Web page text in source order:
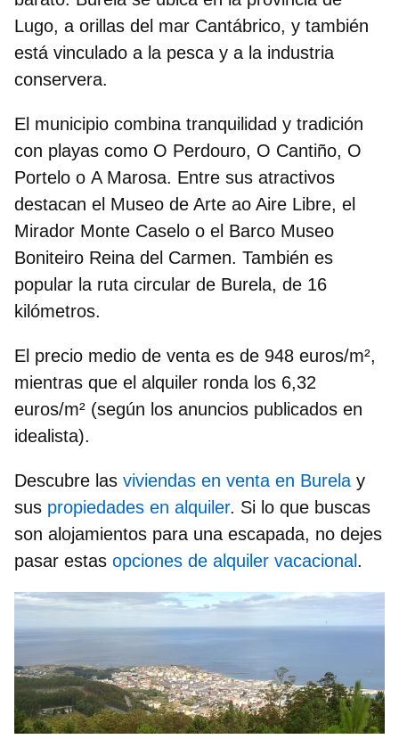
Lugo, a orillas del mar Cantábrico, y también
está vinculado a la pesca y a la industria
conservera.
El municipio combina tranquilidad y tradición
con playas como O Perdouro, O Cantiño, O
Portelo o A Marosa. Entre sus atractivos
destacan el Museo de Arte ao Aire Libre, el
Mirador Monte Caselo o el Barco Museo
Boniteiro Reina del Carmen. También es
popular la ruta circular de Burela, de 16
kilómetros.
El precio medio de venta es de 948 euros/m²,
mientras que el alquiler ronda los 6,32
euros/m² (según los anuncios publicados en
idealista).
Descubre las viviendas en venta en Burela y
sus propiedades en alquiler. Si lo que buscas
son alojamientos para una escapada, no dejes
pasar estas opciones de alquiler vacacional .